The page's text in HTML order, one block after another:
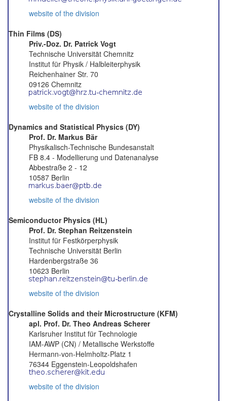
website of the division
Thin Films (DS)
Priv.-Doz. Dr. Patrick Vogt
Technische Universität Chemnitz
Institut für Physik / Halbleiterphysik
Reichenhainer Str. 70
09126 Chemnitz
website of the division
Dynamics and Statistical Physics (DY)
Prof. Dr. Markus Bär
Physikalisch-Technische Bundesanstalt
FB 8.4 - Modellierung und Datenanalyse
Abbestraße 2 - 12
10587 Berlin
website of the division
Semiconductor Physics (HL)
Prof. Dr. Stephan Reitzenstein
Institut für Festkörperphysik
Technische Universität Berlin
Hardenbergstraße 36
10623 Berlin
website of the division
Crystalline Solids and their Microstructure (KFM)
apl. Prof. Dr. Theo Andreas Scherer
Karlsruher Institut für Technologie
IAM-AWP (CN) / Metallische Werkstoffe
Hermann-von-Helmholtz-Platz 1
76344 Eggenstein-Leopoldshafen
website of the division